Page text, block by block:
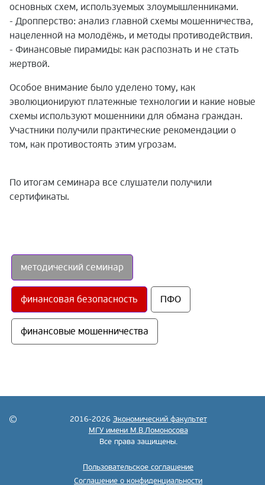
основных схем, используемых злоумышленниками.
- Дропперство: анализ главной схемы мошенничества,
нацеленной на молодёжь, и методы противодействия.
- Финансовые пирамиды: как распознать и не стать
жертвой.
Особое внимание было уделено тому, как
эволюционируют платежные технологии и какие новые
схемы используют мошенники для обмана граждан.
Участники получили практические рекомендации о
том, как противостоять этим угрозам.
По итогам семинара все слушатели получили
сертификаты.
методический семинар
финансовая безопасность ПФО
финансовые мошенничества
2016-2026 Экономический факультет
МГУ имени М.В.Ломоносова
Все права защищены.
Пользовательское соглашение
Соглашение о конфиденциальности